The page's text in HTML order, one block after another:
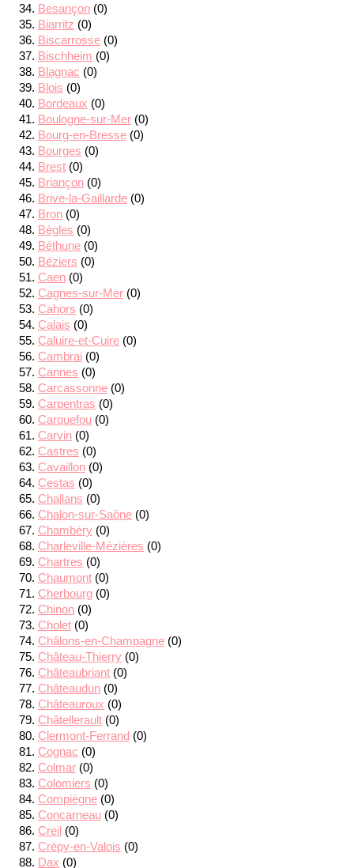
Besançon (0)
Biarritz (0)
Biscarrosse (0)
Bischheim (0)
Blagnac (0)
Blois (0)
Bordeaux (0)
Boulogne-sur-Mer (0)
Bourg-en-Bresse (0)
Bourges (0)
Brest (0)
Briançon (0)
Brive-la-Gaillarde (0)
Bron (0)
Bègles (0)
Béthune (0)
Béziers (0)
Caen (0)
Cagnes-sur-Mer (0)
Cahors (0)
Calais (0)
Caluire-et-Cuire (0)
Cambrai (0)
Cannes (0)
Carcassonne (0)
Carpentras (0)
Carquefou (0)
Carvin (0)
Castres (0)
Cavaillon (0)
Cestas (0)
Challans (0)
Chalon-sur-Saône (0)
Chambéry (0)
Charleville-Mézières (0)
Chartres (0)
Chaumont (0)
Cherbourg (0)
Chinon (0)
Cholet (0)
Châlons-en-Champagne (0)
Château-Thierry (0)
Châteaubriant (0)
Châteaudun (0)
Châteauroux (0)
Châtellerault (0)
Clermont-Ferrand (0)
Cognac (0)
Colmar (0)
Colomiers (0)
Compiègne (0)
Concarneau (0)
Creil (0)
Crépy-en-Valois (0)
Dax (0)